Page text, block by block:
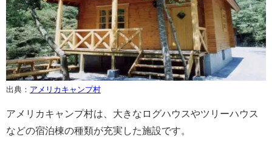
出典： アメリカキャンプ村
アメリカキャンプ村は、大きなログハウスやツリーハウス
などの宿泊棟の種類が充実した施設です。